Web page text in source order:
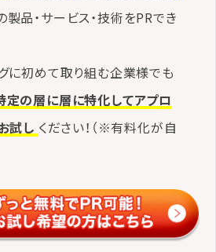
品・サービス・技術をPRでき
に初めて取り組む企業様でも
定の層に層に特化してアプロ
試し ください！（※有料化が自